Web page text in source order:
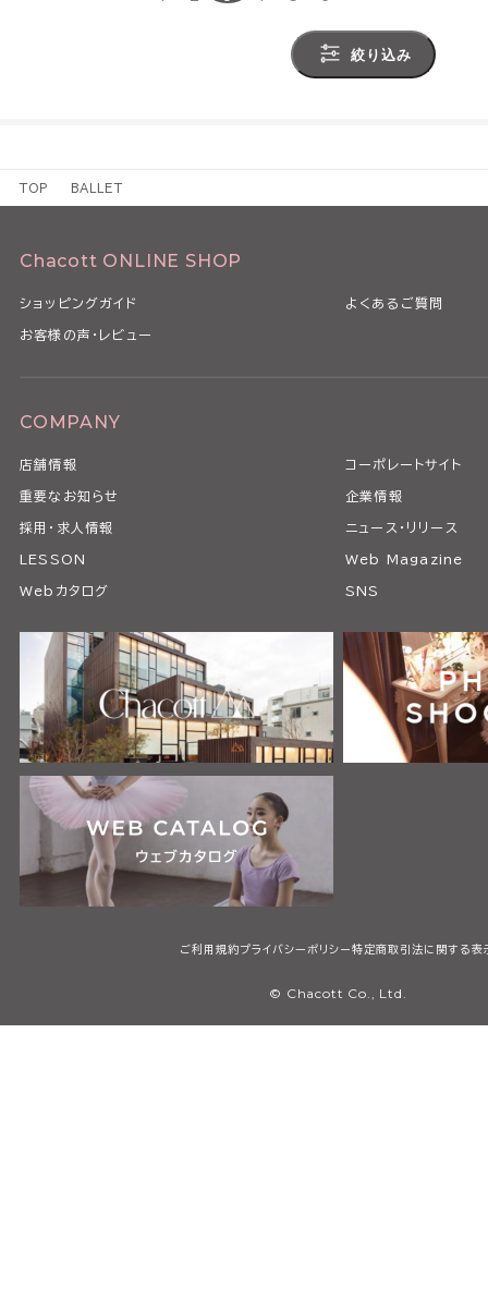
絞り込み
TOP BALLET
Chacott ONLINE SHOP
ショッピングガイド よくあるご質問
お客様の声・レビュー
COMPANY
店舗情報 コーポレートサイト
重要なお知らせ 企業情報
採用・求人情報 ニュース・リリース
LESSON Web Magazine
Webカタログ SNS
ご利用規約プライバシーポリシー特定商取引法に関する表
© Chacott Co., Ltd.